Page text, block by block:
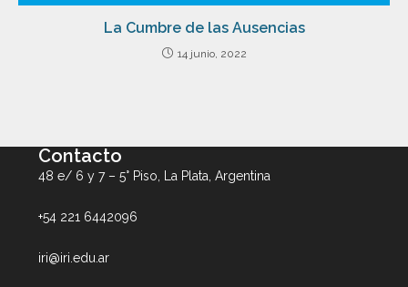
La Cumbre de las Ausencias
14 junio, 2022
Contacto
48 e/ 6 y 7 – 5° Piso, La Plata, Argentina
+54 221 6442096
iri@iri.edu.ar